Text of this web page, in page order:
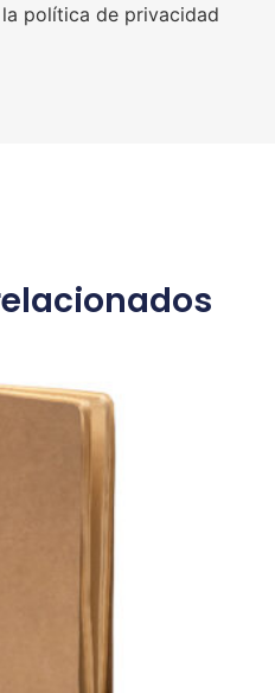
política de privacidad